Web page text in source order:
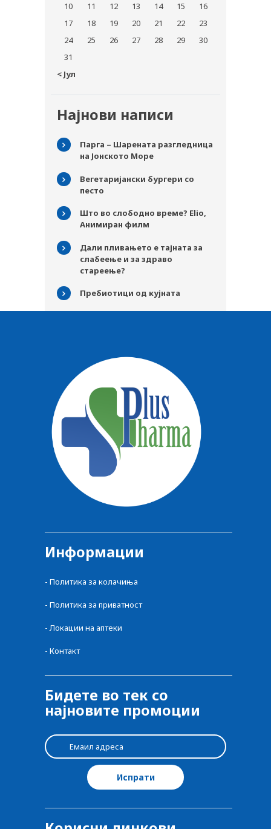
« Јул
10
11 12 13 14 15
16
17
18 19 20 21 22
23
24
25 26 27 28 29
30
31
Најнови написи
Парга – Шарената разгледница
на Јонското Море
Вегетаријански бургери со
песто
Што во слободно време? Elio,
Анимиран филм
Дали пливањето е тајната за
слабеење и за здраво
стареење?
Пребиотици од кујната
Информации
- Политика за колачиња
- Политика за приватност
-Локации на аптеки
- Контакт
Бидете во тек со
најновите промоции